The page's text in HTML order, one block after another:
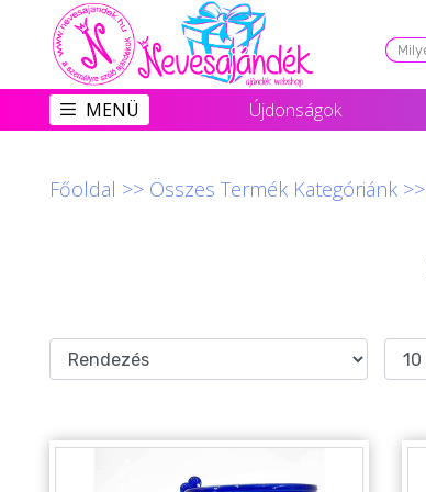
Viszonteladóknak
Újdonságok
Szerelmes Ajándékok ❤
Szülinapi ajándékok
MENÜ Újdonságok
Főoldal >> Összes Termék Kategóriánk>>